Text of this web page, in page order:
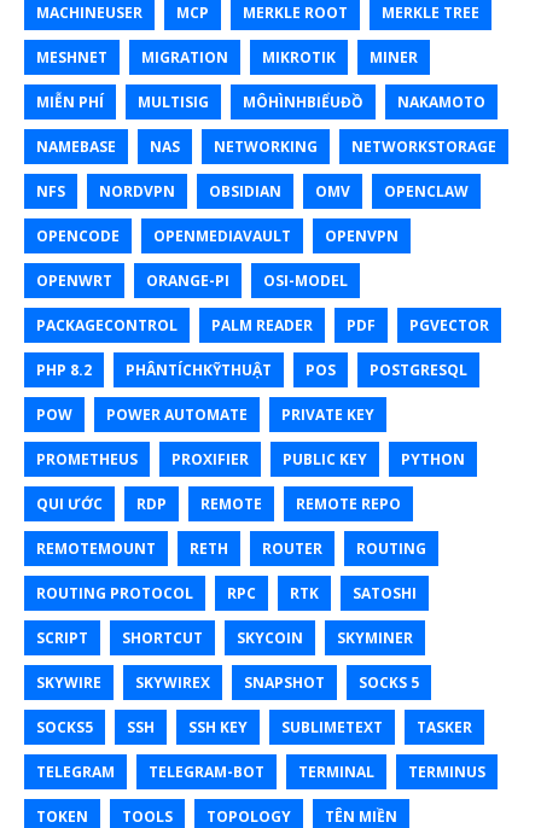
MACHINEUSER MCP MERKLE ROOT MERKLE TREE
MESHNET MIGRATION MIKROTIK MINER
MIỄN PHÍ MULTISIG MÔHÌNHBIỂUĐỒ NAKAMOTO
NAMEBASE NAS NETWORKING NETWORKSTORAGE
NFS NORDVPN OBSIDIAN OMV OPENCLAW
OPENCODE OPENMEDIAVAULT OPENVPN
OPENWRT ORANGE-PI OSI-MODEL
PACKAGECONTROL PALM READER PDF PGVECTOR
PHP 8.2 PHÂNTÍCHKỸTHUẬT POS POSTGRESQL
POW POWER AUTOMATE PRIVATE KEY
PROMETHEUS PROXIFIER PUBLIC KEY PYTHON
QUI ƯỚC RDP REMOTE REMOTE REPO
REMOTEMOUNT RETH ROUTER ROUTING
ROUTING PROTOCOL RPC RTK SATOSHI
SCRIPT SHORTCUT SKYCOIN SKYMINER
SKYWIRE SKYWIREX SNAPSHOT SOCKS 5
SOCKS5 SSH SSH KEY SUBLIMETEXT TASKER
TELEGRAM TELEGRAM-BOT TERMINAL TERMINUS
TOKEN TOOLS TOPOLOGY TÊN MIỀN